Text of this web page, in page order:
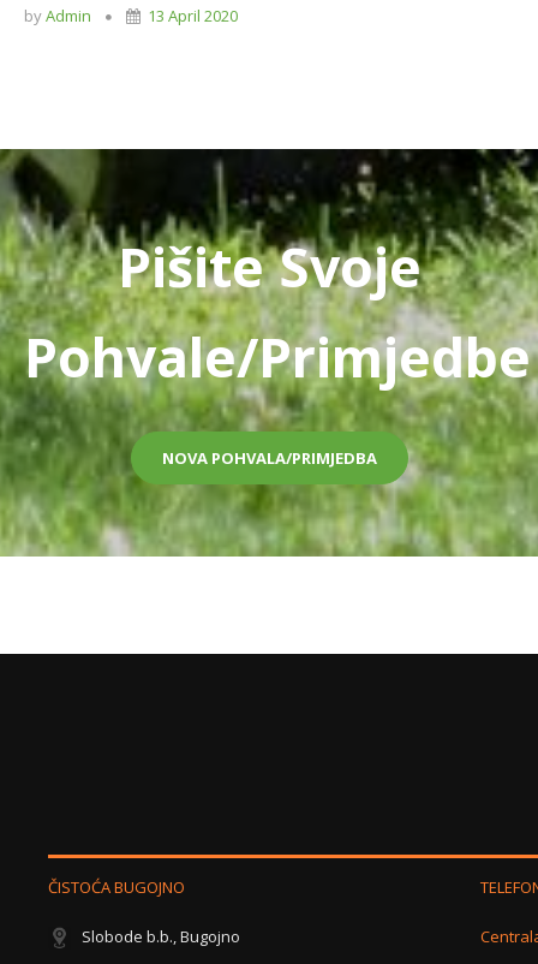
byAdmin 13 April 2020
Pišite Svoje
Pohvale/primjedbe
NOVA POHVALA/PRIMJEDBA
ČISTOĆA BUGOJNO
Slobode b.b., Bugojno